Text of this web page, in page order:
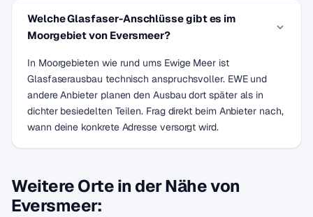
Welche Glasfaser-Anschlüsse gibt es im
Moorgebiet von Eversmeer?
In Moorgebieten wie rund ums Ewige Meer ist
Glasfaserausbau technisch anspruchsvoller. EWE und
andere Anbieter planen den Ausbau dort später als in
dichter besiedelten Teilen. Frag direkt beim Anbieter nach,
wann deine konkrete Adresse versorgt wird.
Weitere Orte in der Nähe von
Eversmeer: